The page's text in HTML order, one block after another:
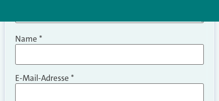
Name *
E-Mail-Adresse *